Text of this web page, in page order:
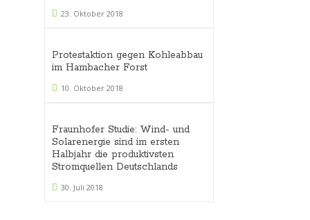
23. Oktober 2018
Protestaktion gegen Kohleabbau
im Hambacher Forst
10. Oktober 2018
Fraunhofer Studie: Wind- und
Solarenergie sind im ersten
Halbjahr die produktivsten
Stromquellen Deutschlands
30. Juli 2018